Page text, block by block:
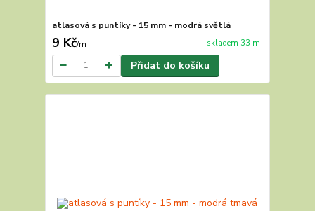
atlasová s puntíky - 15 mm - modrá světlá
9 Kč/m skladem 33 m
Přidat do košíku